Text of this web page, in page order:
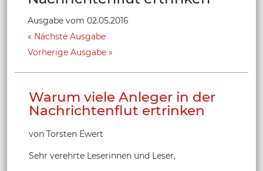
Ausgabe vom 02.05.2016
Nächste Ausgabe
Vorherige Ausgabe
Warum viele Anleger in der
Nachrichtenflut ertrinken
von Torsten Ewert
Sehr verehrte Leserinnen und Leser,